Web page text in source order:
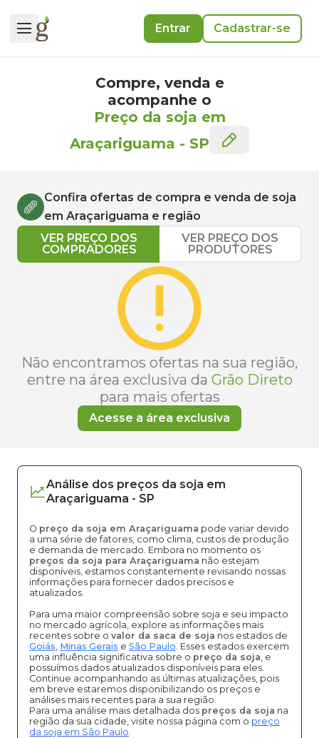
Entrar Cadastrar-se
Compre, venda e
acompanhe o
Preço da soja em
Araçariguama - SP
Confira ofertas de compra e venda de soja
em Araçariguama e região
VER PREÇO DOS
COMPRADORES
VER PREÇO DOS
PRODUTORES
Não encontramos ofertas na sua região,
entre na área exclusiva da Grão Direto
para mais ofertas
Acesse a área exclusiva
Análise dos preços da soja em
Araçariguama - SP
O preço da soja em Araçariguama pode variar devido
a uma série de fatores, como clima, custos de produção
e demanda de mercado. Embora no momento os
preços da soja para Araçariguama não estejam
disponíveis, estamos constantemente revisando nossas
informações para fornecer dados precisos e
atualizados.
Para uma maior compreensão sobre soja e seu impacto
no mercado agrícola, explore as informações mais
recentes sobre o valor da saca de soja nos estados de
Goiás, Minas Gerais e São Paulo. Esses estados exercem
uma influência significativa sobre o preço da soja, e
possuímos dados atualizados disponíveis para eles.
Continue acompanhando as últimas atualizações, pois
em breve estaremos disponibilizando os preços e
análises mais recentes para a sua região.
Para uma análise mais detalhada dos preços da soja na
região da sua cidade, visite nossa página com o preço
da soja em São Paulo.